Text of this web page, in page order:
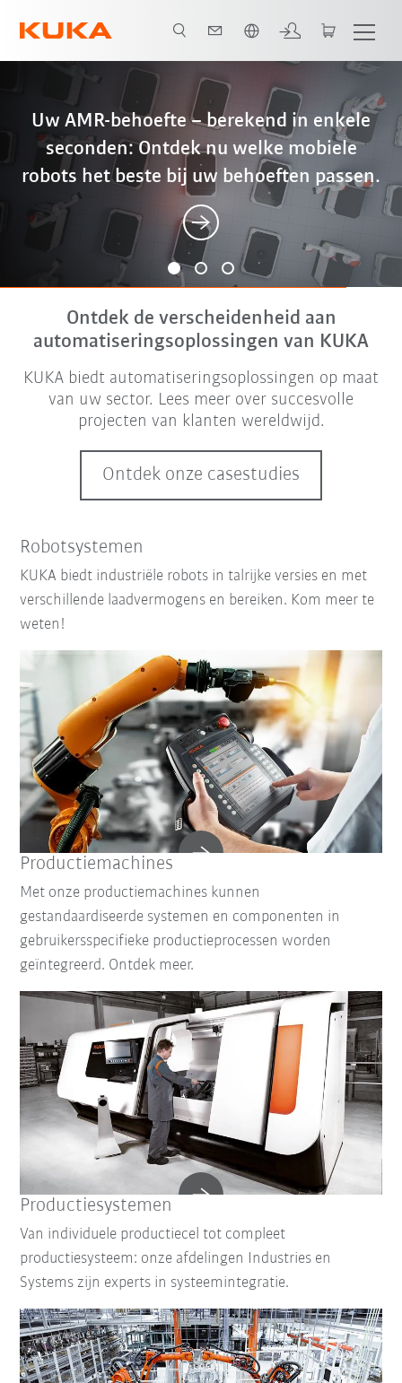
Uw AMR-behoefte – berekend in enkele
seconden: Ontdek nu welke mobiele
robots het beste bij uw behoeften passen.
Better, cheaper, more sustainable – why
friction stir welding is the optimal
solution for battery housings
iiQWorks: All-in-One Engineering Suite
voor digitale productie
Ontdek de verscheidenheid aan
automatiseringsoplossingen van KUKA
KUKA biedt automatiseringsoplossingen op maat
van uw sector. Lees meer over succesvolle
projecten van klanten wereldwijd.
Ontdek onze casestudies
Robotsystemen
KUKA biedt industriële robots in talrijke versies en met
verschillende laadvermogens en bereiken. Kom meer te
weten!
Productiemachines
Met onze productiemachines kunnen
gestandaardiseerde systemen en componenten in
gebruikersspecifieke productieprocessen worden
geïntegreerd. Ontdek meer.
Productiesystemen
Van individuele productiecel tot compleet
productiesysteem: onze afdelingen Industries en
Systems zijn experts in systeemintegratie.